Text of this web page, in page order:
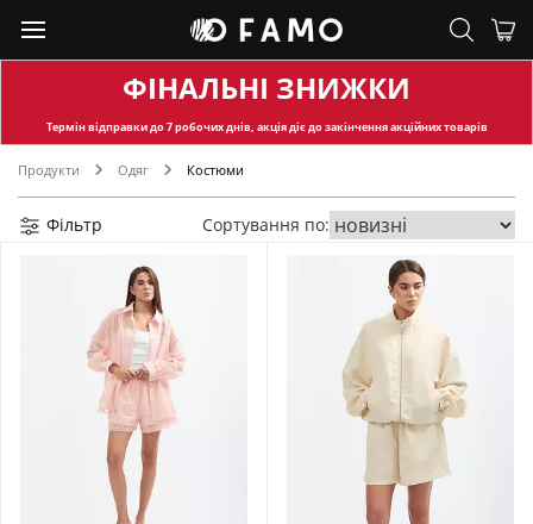
ФІНАЛЬНІ ЗНИЖКИ
Термін відправкидо 7 робочих днів, акція діє до закінчення акційних товарів
Продукти Одяг Костюми
Фільтр Сортування по: